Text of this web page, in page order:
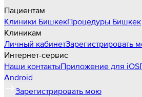
Пациентам
Клиники БишкекПроцедуры Бишкек
Клиникам
Личный кабинетЗарегистрировать
Интернет-сервис
Наши контактыПриложение для iOS
Android
Зарегистрировать мою